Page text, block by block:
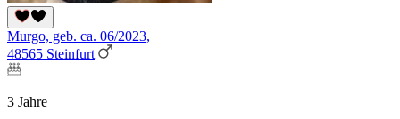
Murgo, geb. ca. 06/2023,
48565 Steinfurt
3 Jahre